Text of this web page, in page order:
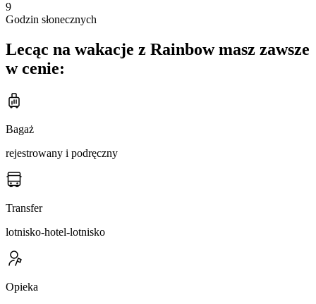
9
Godzin słonecznych
Lecąc na wakacje z Rainbow masz zawsze
w cenie:
Bagaż
rejestrowany i podręczny
Transfer
lotnisko-hotel-lotnisko
Opieka